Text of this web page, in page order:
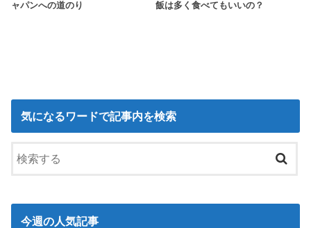
ャパンへの道のり
飯は多く食べてもいいの？
気になるワードで記事内を検索
今週の人気記事